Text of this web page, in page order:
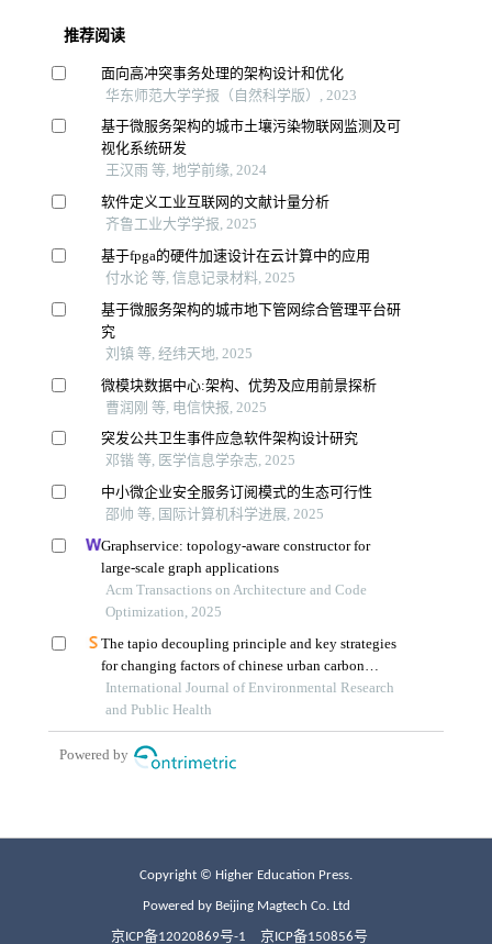
Copyright © Higher Education Press.
Powered by Beijing Magtech Co. Ltd
京ICP备12020869号-1 京ICP备150856号